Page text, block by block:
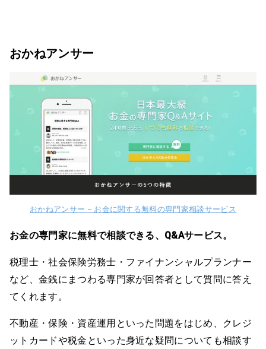
おかねアンサー
おかねアンサー – お金に関する無料の専門家相談サービス
お金の専門家に無料で相談できる、Q&Aサービス。
税理士・社会保険労務士・ファイナンシャルプランナー
など、金銭にまつわる専門家が回答者として質問に答え
てくれます。
不動産・保険・資産運用といった問題をはじめ、クレジ
ットカードや税金といった身近な疑問についても相談す